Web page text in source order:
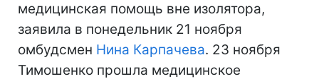
медицинская помощь вне изолятора,
заявила в понедельник 21 ноября
омбудсмен Нина Карпачева. 23 ноября
Тимошенко прошла медицинское